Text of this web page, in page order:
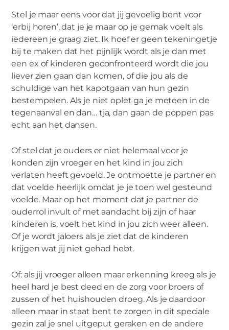
Stel je maar eens voor dat jij gevoelig bent voor
‘erbij horen’, dat je je maar op je gemak voelt als
iedereen je graag ziet. Ik hoef er geen tekeningetje
bij te maken dat het pijnlijk wordt als je dan met
een ex of kinderen geconfronteerd wordt die jou
liever zien gaan dan komen, of die jou als de
schuldige van het kapotgaan van hun gezin
bestempelen. Als je niet oplet ga je meteen in de
tegenaanval en dan… tja, dan gaan de poppen pas
echt aan het dansen.
Of stel dat je ouders er niet helemaal voor je
konden zijn vroeger en het kind in jou zich
verlaten heeft gevoeld. Je ontmoette je partner en
dat voelde heerlijk omdat je je toen wel gesteund
voelde. Maar op het moment dat je partner de
ouderrol invult of met aandacht bij zijn of haar
kinderen is, voelt het kind in jou zich weer alleen.
Of je wordt jaloers als je ziet dat de kinderen
krijgen wat jij niet gehad hebt.
Of: als jij vroeger alleen maar erkenning kreeg als je
heel hard je best deed en de zorg voor broers of
zussen of het huishouden droeg. Als je daardoor
alleen maar in staat bent te zorgen in dit speciale
gezin zal je snel uitgeput geraken en de andere